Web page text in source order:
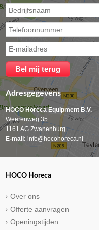
Adresgegevens
HOCO Horeca Equipment B.V.
Weerenweg 35
1161 AG Zwanenburg
E-mail: info@hocohoreca.nl
HOCO Horeca
Over ons
Offerte aanvragen
Openingstijden